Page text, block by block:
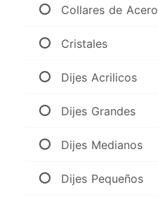
Collares de Acero
Cristales
Dijes Acrilicos
Dijes Grandes
Dijes Medianos
Dijes Pequeños